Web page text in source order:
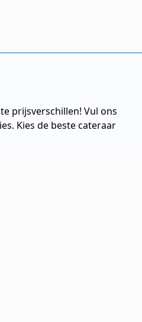
prijsverschillen! Vul ons
Kies de beste cateraar